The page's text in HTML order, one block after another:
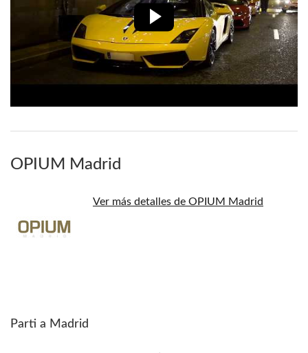
OPIUM Madrid
Ver más detalles de OPIUM Madrid
Parti a Madrid